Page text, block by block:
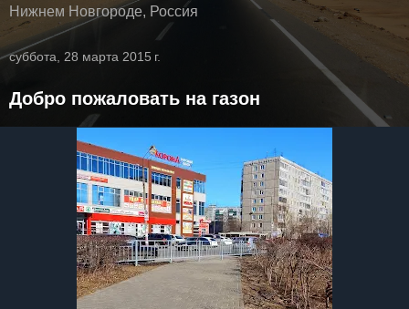
Нижнем Новгороде, Россия
суббота, 28 марта 2015 г.
Добро пожаловать на газон